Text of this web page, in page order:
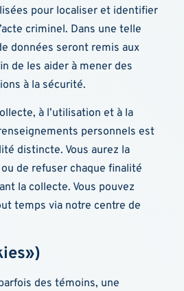
pour localiser et identifier
criminel. Dans une telle
données seront remis aux
de les aider à mener des
à la sécurité.
à l’utilisation et à la
personnels est
distincte. Vous aurez la
de refuser chaque finalité
la collecte. Vous pouvez
temps via notre centre de
des témoins, une